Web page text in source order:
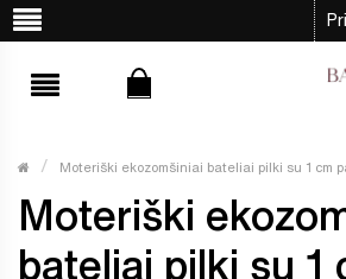
Moteriški ekozomšiniai bateliai pilki su 1 cm
Moteriški
bateliai pilki su 1